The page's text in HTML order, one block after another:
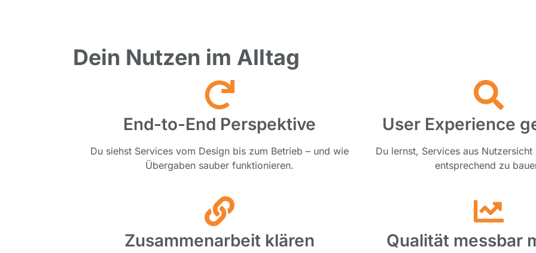
Dein Nutzen im Alltag
End-to-End Perspektive
Du siehst Services vom Design bis zum Betrieb – und wie
Übergaben sauber funktionieren.
User Experience
Du lernst, Services aus
entsprechend zu
Zusammenarbeit klären Qualität messbar